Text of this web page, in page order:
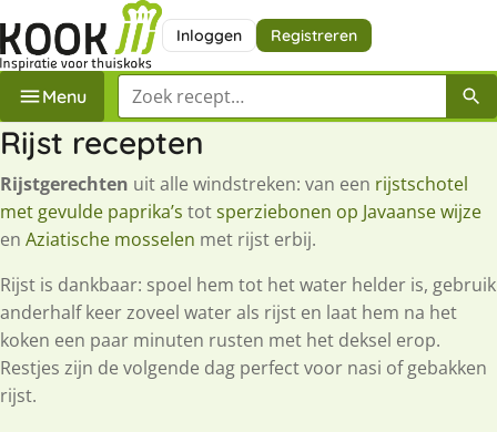
Inloggen Registreren
Menu Zoek een recept
Rijst recepten
Rijstgerechten uit alle windstreken: van een rijstschotel
met gevulde paprika’s totsperziebonen op Javaanse wijze
en Aziatische mosselen met rijst erbij.
Rijst is dankbaar: spoel hem tot het water helder is, gebruik
anderhalf keer zoveel water als rijst en laat hem na het
koken een paar minuten rusten met het deksel erop.
Restjes zijn de volgende dag perfect voor nasi of gebakken
rijst.